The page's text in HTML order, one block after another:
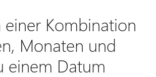
Kombination
Monaten und
einem Datum